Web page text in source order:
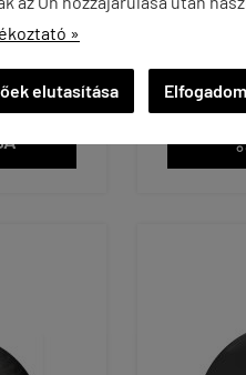
»
elutasítása
CM
8 990 Ft